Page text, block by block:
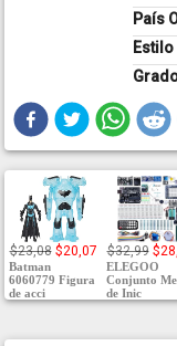
País
$23,08 $20,07
Batman
6060779 Figura
de acci
$32,99
ELEGOO
Conjunto
de Inic